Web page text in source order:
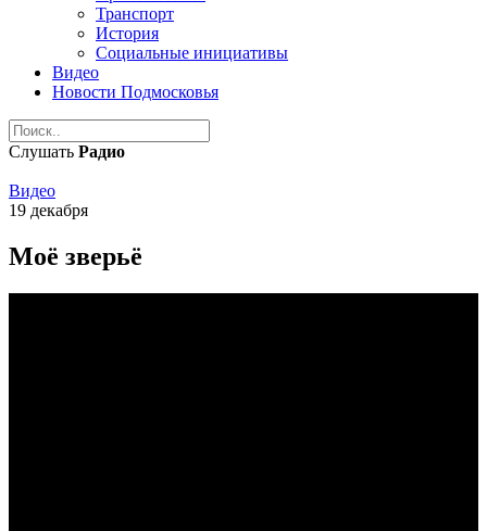
Транспорт
История
Социальные инициативы
Видео
Новости Подмосковья
Слушать Радио
Видео
19 декабря
Моё зверьё